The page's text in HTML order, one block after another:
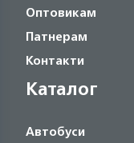
Оптовикам
Патнерам
Контакти
Каталог
Автобуси